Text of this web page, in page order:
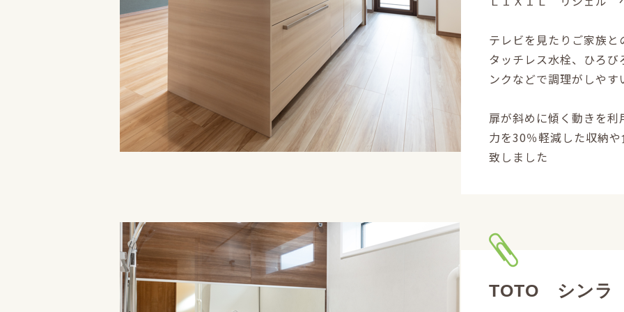
テレビを見たりご家族
タッチレス水栓、ひろ
ンクなどで調理がしや
扉が斜めに傾く動きを
力を30％軽減した収納
致しました
TOTO シンラ